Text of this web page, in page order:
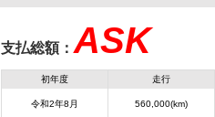
支払総額： ASK
初年度
令和2年8月
走行
560,000(km)